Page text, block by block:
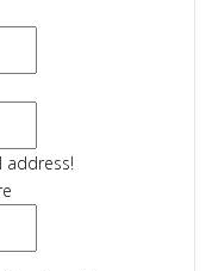
address!